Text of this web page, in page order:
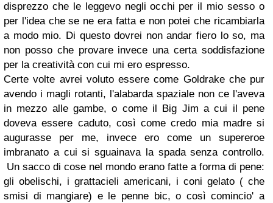
disprezzo che le leggevo negli occhi per il mio sesso o
per l'idea che se ne era fatta e non potei che ricambiarla
a modo mio. Di questo dovrei non andar fiero lo so, ma
non posso che provare invece una certa soddisfazione
per la creatività con cui mi ero espresso.
Certe volte avrei voluto essere come Goldrake che pur
avendo i magli rotanti, l'alabarda spaziale non ce l'aveva
in mezzo alle gambe, o come il Big Jim a cui il pene
doveva essere caduto, così come credo mia madre si
augurasse per me, invece ero come un supereroe
imbranato a cui si sguainava la spada senza controllo.
Un sacco di cose nel mondo erano fatte a forma di pene:
gli obelischi, i grattacieli americani, i coni gelato ( che
smisi di mangiare) e le penne bic, o così comincio' a